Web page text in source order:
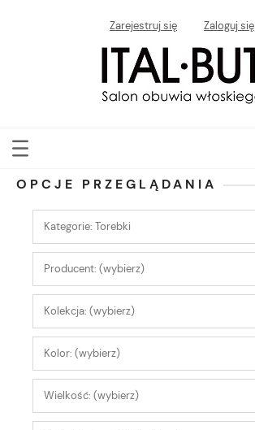
Zarejestruj się Zaloguj się
OPCJE PRZEGLĄDANIA
Kategorie: Torebki
Producent: (wybierz)
Kolekcja: (wybierz)
Kolor: (wybierz)
Wielkość: (wybierz)